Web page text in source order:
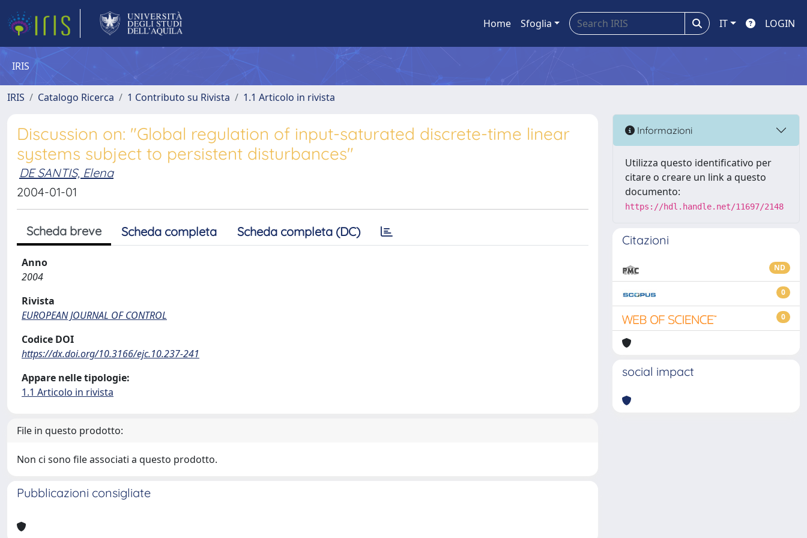
Home Sfoglia IT LOGIN
IRIS
IRIS Catalogo Ricerca 1 Contributo su Rivista 1.1 Articolo in rivista
Discussion on: "Global regulation of input-saturated discrete-time linear
systems subject to persistent disturbances"
DE SANTIS, Elena
2004-01-01
Scheda breve Scheda completa Scheda completa (DC)
Anno
2004
Rivista
EUROPEAN JOURNAL OF CONTROL
Codice DOI
https://dx.doi.org/10.3166/ejc.10.237-241
Appare nelle tipologie:
1.1 Articolo in rivista
File in questo prodotto:
Non ci sono file associati a questo prodotto.
Pubblicazioni consigliate
Informazioni
Utilizza questo identificativo per
citare o creare un link a questo
documento:
https://hdl.handle.net/11697/2148
Citazioni
ND
0
0
social impact